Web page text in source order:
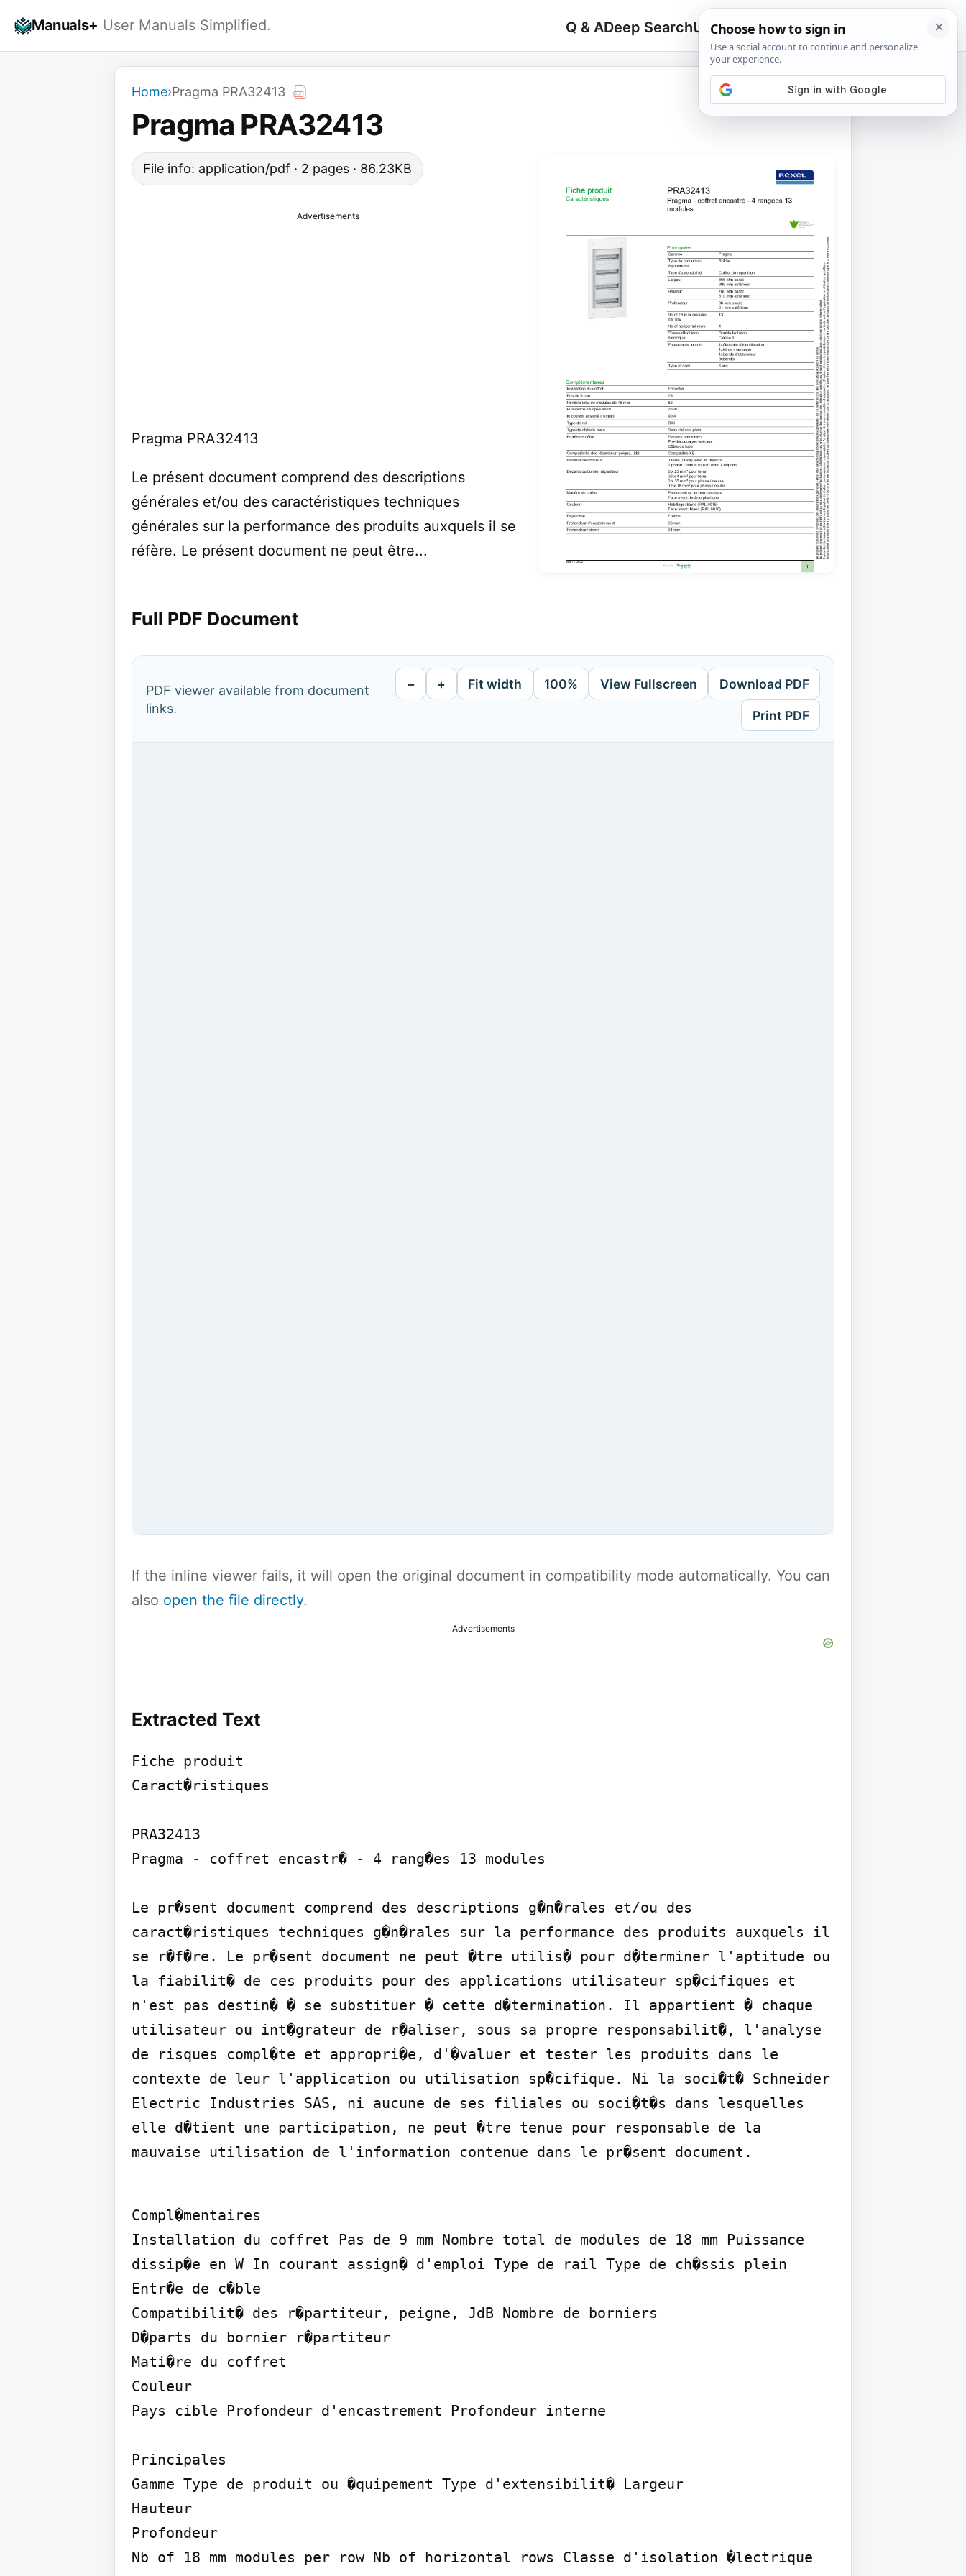
Manuals+ User Manuals Simplified. Q & ADeep SearchUpload
Search
for:
🔍
Home›Pragma PRA32413
Pragma PRA32413
File info: application/pdf · 2 pages · 86.23KB
Advertisements
Pragma PRA32413
Le présent document comprend des descriptions
générales et/ou des caractéristiques techniques
générales sur la performance des produits auxquels il se
réfère. Le présent document ne peut être...
Full PDF Document
PDF viewer available from document
links.
− + Fit width 100% View Fullscreen Download PDF
Print PDF
If the inline viewer fails, it will open the original document in compatibility mode automatically. You can
also open the file directly.
Advertisements
Extracted Text
Fiche produit
Caract�ristiques
PRA32413
Pragma - coffret encastr� - 4 rang�es 13 modules
Le pr�sent document comprend des descriptions g�n�rales et/ou des
caract�ristiques techniques g�n�rales sur la performance des produits auxquels il
se r�f�re. Le pr�sent document ne peut �tre utilis� pour d�terminer l'aptitude ou
la fiabilit� de ces produits pour des applications utilisateur sp�cifiques et
n'est pas destin� � se substituer � cette d�termination. Il appartient � chaque
utilisateur ou int�grateur de r�aliser, sous sa propre responsabilit�, l'analyse
de risques compl�te et appropri�e, d'�valuer et tester les produits dans le
contexte de leur l'application ou utilisation sp�cifique. Ni la soci�t� Schneider
Electric Industries SAS, ni aucune de ses filiales ou soci�t�s dans lesquelles
elle d�tient une participation, ne peut �tre tenue pour responsable de la
mauvaise utilisation de l'information contenue dans le pr�sent document.
Compl�mentaires
Installation du coffret Pas de 9 mm Nombre total de modules de 18 mm Puissance
dissip�e en W In courant assign� d'emploi Type de rail Type de ch�ssis plein
Entr�e de c�ble
Compatibilit� des r�partiteur, peigne, JdB Nombre de borniers
D�parts du bornier r�partiteur
Mati�re du coffret
Couleur
Pays cible Profondeur d'encastrement Profondeur interne
Principales
Gamme Type de produit ou �quipement Type d'extensibilit� Largeur
Hauteur
Profondeur
Nb of 18 mm modules per row Nb of horizontal rows Classe d'isolation �lectrique